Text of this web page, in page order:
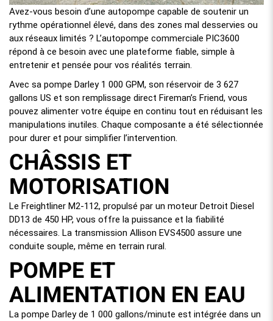
Avez-vous besoin d’une autopompe capable de soutenir un
rythme opérationnel élevé, dans des zones mal desservies ou
aux réseaux limités ? L’autopompe commerciale PIC3600
répond à ce besoin avec une plateforme fiable, simple à
entretenir et pensée pour vos réalités terrain.
Avec sa pompe Darley 1 000 GPM, son réservoir de 3 627
gallons US et son remplissage direct Fireman’s Friend, vous
pouvez alimenter votre équipe en continu tout en réduisant les
manipulations inutiles. Chaque composante a été sélectionnée
pour durer et pour simplifier l’intervention.
CHÂSSIS ET
MOTORISATION
Le Freightliner M2-112, propulsé par un moteur Detroit Diesel
DD13 de 450 HP, vous offre la puissance et la fiabilité
nécessaires. La transmission Allison EVS4500 assure une
conduite souple, même en terrain rural.
POMPE ET
ALIMENTATION EN EAU
La pompe Darley de 1 000 gallons/minute est intégrée dans un